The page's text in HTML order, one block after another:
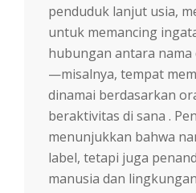
penduduk lanjut usia,
untuk memancing
hubungan antara nama
—misalnya, tempat
dinamai berdasarkan
beraktivitas di sana .
menunjukkan bahwa
label, tetapi juga
manusia dan